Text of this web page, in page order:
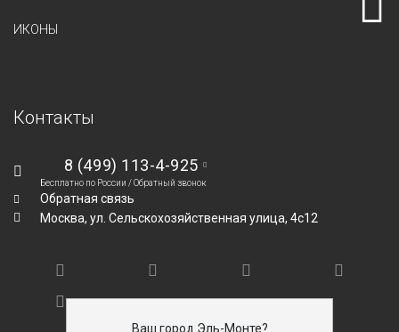
Ваш город Эль-Монте?
ИКОНЫ
Контакты
8 (499) 113-4-925
Бесплатно по России /Обратный звонок
Обратная связь
Москва, ул. Сельскохозяйственная улица, 4с12